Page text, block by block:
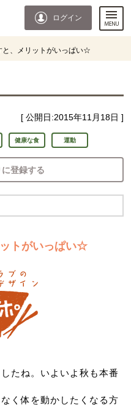
ログイン
と、メリットがいっぱい☆
[ 公開日:2015年11月18日 ]
健康な食 運動
登録する
トがいっぱい☆
たね。いよいよ秋も本番
く体を動かしたくなる方